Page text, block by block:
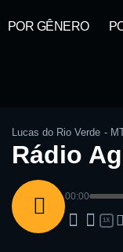
POR GÊNERO
Lucas do Rio Verde -
Rádio
00:00
1X